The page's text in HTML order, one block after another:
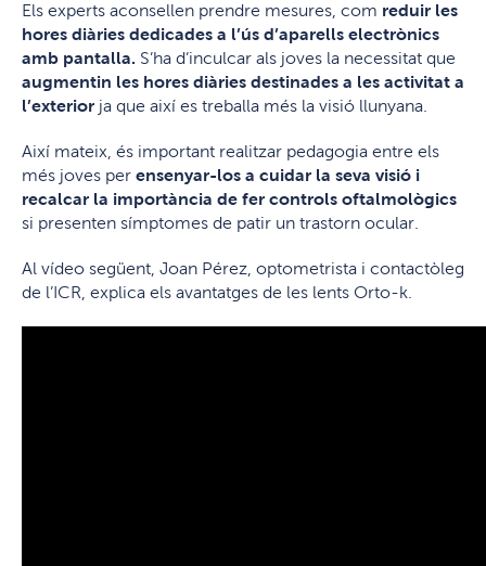
Els experts aconsellen prendre mesures, com reduir les
hores diàries dedicades a l’ús d’aparells electrònics
amb pantalla. S’ha d’inculcar als joves la necessitat que
augmentin les hores diàries destinades a les activitat a
l’exterior ja que així es treballa més la visió llunyana.
Així mateix, és important realitzar pedagogia entre els
més joves per ensenyar-los a cuidar la seva visió i
recalcar la importància de fer controls oftalmològics
si presenten símptomes de patir un trastorn ocular.
Al vídeo següent, Joan Pérez, optometrista i contactòleg
de l’ICR, explica els avantatges de les lents Orto-k.